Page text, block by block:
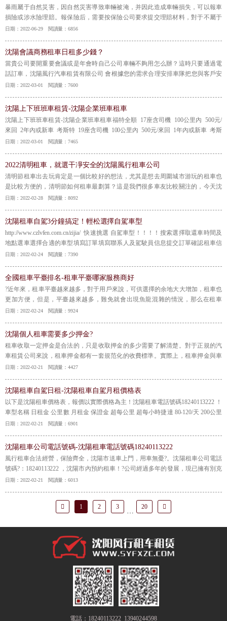
暴雨屬于自然災害，因自然災害導致車輛被淹，并因此造成車輛損失，可以報車
損險或涉水險理賠。報保險后，需要按保險公司要求提交理賠材料，對于不屬于
免責范圍的，因車輛被淹造成被保險機動車直接損失以及合理的救援費用，保險
日期：2022-06-29 閱讀量：6856
沈陽會議商務租車日租多少錢？
當貴公司要開重要會議或是年會時自己公司車輛不夠用怎么辦？這時只要通過電
話訂車，沈陽風行汽車租賃有限公司 會根據您的需求合理安排車隊把您與客戶安
全、及時送到指定地點。沈陽會議租車、沈陽包車推薦常用車型：接送領導、貴
克商務車、12座奔馳MB100、17座福特全順、22座考斯特。
日期：2022-03-01 閱讀量：7600
沈陽上下班班車租賃-沈陽企業班車租車
沈陽上下班班車租賃-沈陽企業班車租車福特全順 17座含司機 100公里內 500元/
來回 2年內或新車 考斯特 19座含司機 100公里內 500元/來回 1年內或新車 考斯
特 23座含司機 100公里內 600元/來回 1年內或新車
日期：2022-03-01 閱讀量：7465
2022清明租車，就選干凈安全的沈陽風行租車公司
清明節租車出去玩肯定是一個比較好的想法，尤其是想去周圍城市游玩的租車也
是比較方便的，清明節如何租車最劃算？這是我們很多車友比較關注的，今天沈
陽租車分享幾個清明節租車的小技巧，讓我們在出去玩的同時還能讓我們節省一
日期：2022-02-28 閱讀量：8092
沈陽租車自駕3分鐘搞定！輕松選擇自駕車型
http://www.czlvfen.com.cn/zijia/ 快速挑選 自駕車型！！！！搜索選擇取還車時間及
地點選車選擇合適的車型填寫訂單填寫聯系人及駕駛員信息提交訂單確認租車信
息預訂成功輕松開啟旅程【詳情】
日期：2022-02-24 閱讀量：7390
全國租車平臺排名-租車平臺哪家服務商好
?近年來，租車平臺越來越多，對于用戶來說，可供選擇的余地大大增加，租車也
更加方便，但是，平臺越來越多，難免就會出現魚龍混雜的情況，那么在租車
時，租車平臺哪個好呢，下面就一起來看看吧。
日期：2022-02-24 閱讀量：9924
沈陽個人租車需要多少押金?
租車收取一定押金是合法的，只是收取押金的多少需要了解清楚。對于正規的汽
車租賃公司來說，租車押金都有一套規范化的收費標準。實際上，租車押金與車
的實際價值，日租金，租期相關。常規來說，對于普通的轎車來說，在收取押金
日期：2022-02-21 閱讀量：4427
沈陽租車自駕日租-沈陽租車自駕月租價格表
以下是沈陽租車價格表，報價以實際價格為主！沈陽租車電話號碼18240113222 ！
車型名稱 日租金 公里數 月租金 保證金 超每公里 超每小時捷達 80-120/天 200公里
3200元/月 3000元 1元/公里 40元/小時寶來 140-160/天 200公里 3200元/月 4000元 1
日期：2022-02-21 閱讀量：6901
沈陽租車公司電話號碼-沈陽租車電話號碼18240113222
風行租車合法經營，保險齊全，沈陽市送車上門，用車無憂?。沈陽租車公司電話
號碼?：18240113222 ，沈陽市內預約租車！?公司經過多年的發展，現已擁有別克
GL8、奔馳MB100、奔馳s600、別克轎車、奧迪Ａ6L、豐田、帕薩特、寶馬7系等
日期：2022-02-21 閱讀量：6013
1 2 3
…
20
電話：18240113222 13940244598